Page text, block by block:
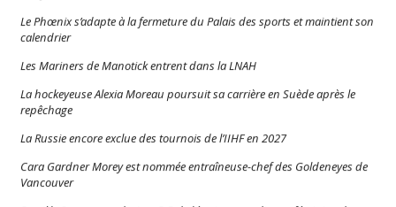
Le Phœnix s’adapte à la fermeture du Palais des sports et maintient son
calendrier
Les Mariners de Manotick entrent dans la LNAH
La hockeyeuse Alexia Moreau poursuit sa carrière en Suède après le
repêchage
La Russie encore exclue des tournois de l’IIHF en 2027
Cara Gardner Morey est nommée entraîneuse-chef des Goldeneyes de
Vancouver